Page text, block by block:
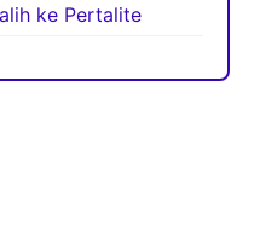
ke Pertalite